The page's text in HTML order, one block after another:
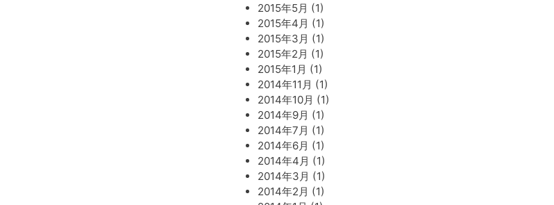
2015年5月 (1)
2015年4月 (1)
2015年3月 (1)
2015年2月 (1)
2015年1月 (1)
2014年11月 (1)
2014年10月 (1)
2014年9月 (1)
2014年7月 (1)
2014年6月 (1)
2014年4月 (1)
2014年3月 (1)
2014年2月 (1)